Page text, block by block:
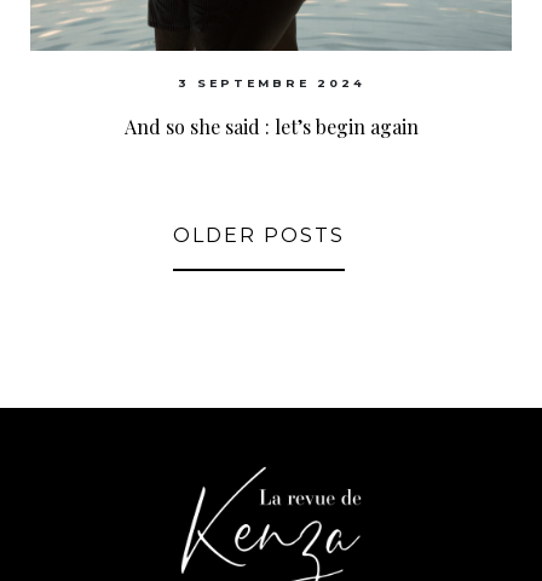
3 SEPTEMBRE 2024
And so she said : let’s begin again
OLDER POSTS